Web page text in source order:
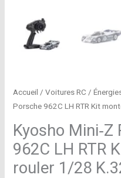
Accueil /Voitures RC /
Porsche 962C LH RTR Kit
Kyosho Mini‑Z
962C LH RTR
rouler 1/28